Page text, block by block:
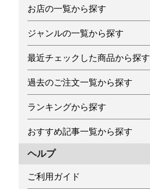
お店の一覧から探す
ジャンルの一覧から探す
最近チェックした商品から探す
過去のご注文一覧から探す
ランキングから探す
おすすめ記事一覧から探す
ヘルプ
ご利用ガイド